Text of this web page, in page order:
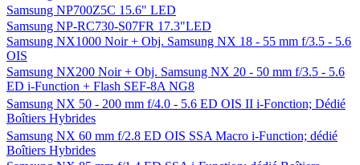
Samsung NP700Z5C 15.6" LED
Samsung NP-RC730-S07FR 17.3"LED
Samsung NX1000 Noir + Obj. Samsung NX 18 - 55 mm f/3.5 - 5.6
OIS
Samsung NX200 Noir + Obj. Samsung NX 20 - 50 mm f/3.5 - 5.6
ED i-Function + Flash SEF-8A NG8
Samsung NX 50 - 200 mm f/4.0 - 5.6 ED OIS II i-Fonction; Dédié
Boîtiers Hybrides
Samsung NX 60 mm f/2.8 ED OIS SSA Macro i-Function; dédié
Boîtiers Hybrides